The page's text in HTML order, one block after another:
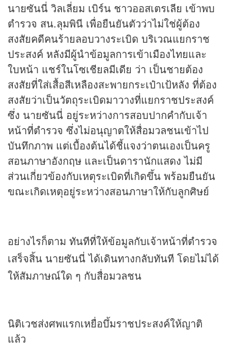
นายซันนี่ วิลเลี่ยม เบิร์น ชาวออสเตรเลีย เข้าพบ
ตำรวจ สน.ลุมพินี เพื่อยืนยันตัวว่าไม่ใช่ผู้ต้อง
สงสัยคดีคนร้ายลอบวางระเบิด บริเวณแยกราช
ประสงค์ หลังมีผู้นำข้อมูลการเข้าเมืองไทยและ
ใบหน้า แชร์ในโซเชียลมีเดีย ว่า เป็นชายต้อง
สงสัยที่ใส่เสื้อสีเหลืองสะพายกระเป๋าเป้หลัง ที่ต้อง
สงสัยว่าเป็นวัตถุระเบิดมาวางที่แยกราชประสงค์
ซึ่ง นายซันนี่ อยู่ระหว่างการสอบปากคำกับเจ้า
หน้าที่ตำรวจ ซึ่งไม่อนุญาตให้สื่อมวลชนเข้าไป
บันทึกภาพ แต่เบื้องต้นได้ชี้แจงว่าตนเองเป็นครู
สอนภาษาอังกฤษ และเป็นดารานักแสดง ไม่มี
ส่วนเกี่ยวข้องกับเหตุระเบิดที่เกิดขึ้น พร้อมยืนยัน
ขณะเกิดเหตุอยู่ระหว่างสอนภาษาให้กับลูกศิษย์
อย่างไรก็ตาม ทันทีที่ให้ข้อมูลกับเจ้าหน้าที่ตำรวจ
เสร็จสิ้น นายซันนี่ ได้เดินทางกลับทันที โดยไม่ได้
ให้สัมภาษณ์ใด ๆ กับสื่อมวลชน
นิติเวชส่งศพแรกเหยื่อบึ้มราชประสงค์ให้ญาติ
แล้ว